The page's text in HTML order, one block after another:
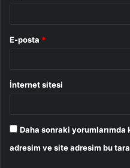
E-posta *
İnternet sitesi
Daha sonraki yorumlarımda
adresim ve site adresim bu